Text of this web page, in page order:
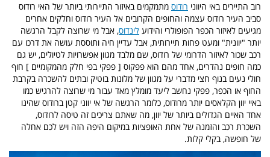
רוב התיירים באי היווני רודוס מתמקמים באיזור התיירותי ביותר של האי רודוס
סביב העיר רודוס עצמה והחופים הקרובים אל העיר רודוס וחלקים אחרים
מגיעים לאיזור הכפר הפופולרי והידוע לינדוס, אבל מי שרוצה לקבל הרגשה
יותר "יוונית" ומעט פחות תיירותית, אבל עדיין חיה ותוססת עושה את דרכו עם
רכב שכור לאיזור הדרומי של רודוס, שם מלבד מגוון אפשרויות לטיולים, יש גם
כמה חופים נהדרים, אחד מהם הוא פפקוס [ פפקי בפי חלק מהמקומיים ] חוף
חולי נעים בנוף חצי מדברי על מגוון של מלונות בוטיק ובתים להשכרה בקרבת
החוף או הכפר, פפקי נחשב ליעד מומלץ מאד עבור מי שרוצה להרגיש כמו
באיי יוון הקלאסים יותר מרודוס, כלומר הרגשה של אי יווני קטן ברודוס שהינו
אחד האיים הגדולים ביותר של יוון, מה שאתם צריכים זה טיסה לרודוס,
השכרת רכב והזמנה של אחת האופציות במיקום היפה הזה ויש לכם אחלה
של חופשה, בקלי קלות.